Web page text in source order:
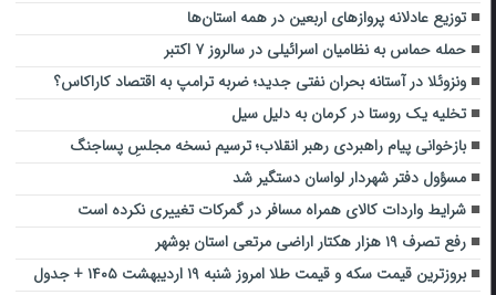
توزیع عادلانه پروازهای اربعین در همه استان‌ها
حمله حماس به نظامیان اسرائیلی در سالروز ۷ اکتبر
ونزوئلا در آستانه بحران نفتی جدید؛ ضربه ترامپ به اقتصاد کاراکاس؟
تخلیه یک روستا در کرمان به دلیل سیل
بازخوانی پیام راهبردی رهبر انقلاب؛ ترسیم نسخه مجلسِ پساجنگ
مسؤول دفتر شهردار لواسان دستگیر شد
شرایط واردات کالای همراه مسافر در گمرکات تغییری نکرده است
رفع تصرف ۱۹ هزار هکتار اراضی مرتعی استان بوشهر
بروزترین قیمت سکه و قیمت طلا امروز شنبه ۱۹ اردیبهشت ۱۴۰۵ + جدول